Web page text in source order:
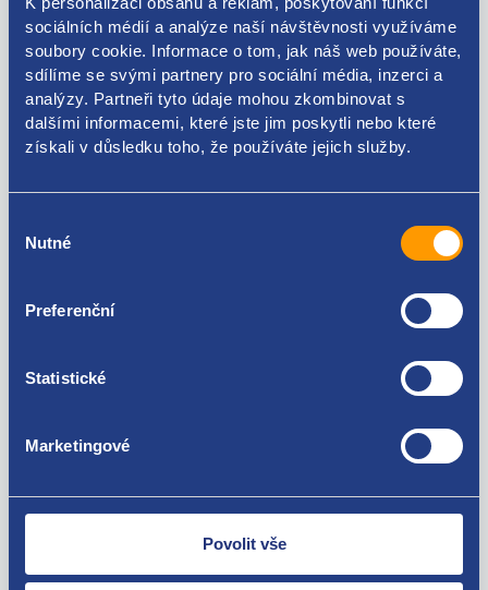
sociálních médií a analýze naší návštěvnosti využíváme
soubory cookie. Informace o tom, jak náš web používáte,
sdílíme se svými partnery pro sociální média, inzerci a
analýzy. Partneři tyto údaje mohou zkombinovat s
dalšími informacemi, které jste jim poskytli nebo které
získali v důsledku toho, že používáte jejich služby.
souhlasu
Nutné
Preferenční
Statistické
Marketingové
Povolit vše
Kódy produktu
Škoda Fabia II 2006-2014
Škoda Roomster
Nejste spokojeni? Vyřešíme to!
Zboží můžete vrátit do 60 dnů od